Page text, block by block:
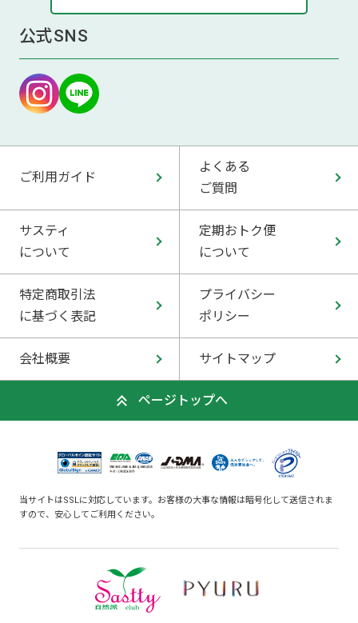
公式SNS
ご利用ガイド
よくある
ご質問
サスティ
について
定期おトク便
について
特定商取引法
に基づく表記
プライバシー
ポリシー
会社概要 サイトマップ
ページトップへ
当サイトはSSLに対応しています。お客様の大事な情報は暗号化して送信されま
すので、安心してご利用ください。